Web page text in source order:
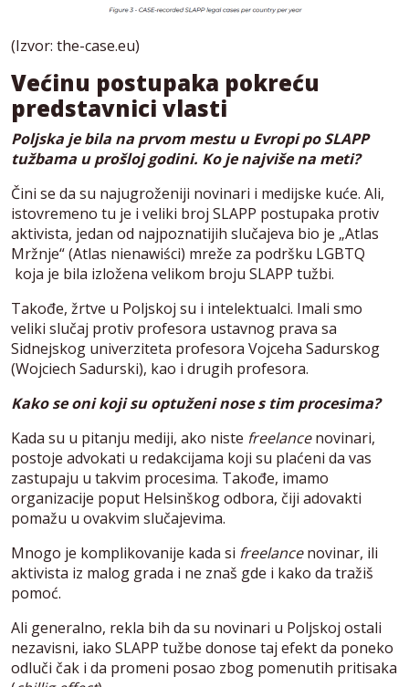
(Izvor: the-case.eu)
Većinu postupaka pokreću
predstavnici vlasti
Poljska je bila na prvom mestu u Evropi po SLAPP
tužbama u prošloj godini. Ko je najviše na meti?
Čini se da su najugroženiji novinari i medijske kuće. Ali,
istovremeno tu je i veliki broj SLAPP postupaka protiv
aktivista, jedan od najpoznatijih slučajeva bio je „Atlas
Mržnje“ (Atlas nienawiści) mreže za podršku LGBTQ
koja je bila izložena velikom broju SLAPP tužbi.
Takođe, žrtve u Poljskoj su i intelektualci. Imali smo
veliki slučaj protiv profesora ustavnog prava sa
Sidnejskog univerziteta profesora Vojceha Sadurskog
(Wojciech Sadurski), kao i drugih profesora.
Kako se oni koji su optuženi nose s tim procesima?
Kada su u pitanju mediji, ako niste freelancenovinari,
postoje advokati u redakcijama koji su plaćeni da vas
zastupaju u takvim procesima. Takođe, imamo
organizacije poput Helsinškog odbora, čiji adovakti
pomažu u ovakvim slučajevima.
Mnogo je komplikovanije kada si freelancenovinar, ili
aktivista iz malog grada i ne znaš gde i kako da tražiš
pomoć.
Ali generalno, rekla bih da su novinari u Poljskoj ostali
nezavisni, iako SLAPP tužbe donose taj efekt da poneko
odluči čak i da promeni posao zbog pomenutih pritisaka